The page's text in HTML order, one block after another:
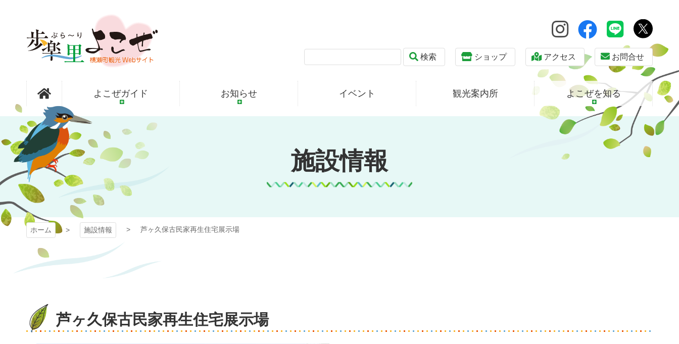
キ
プ
歩楽～里
（ぶら～
り）よこぜ
検索 ショップ アクセス お問合せ
よこぜガイド お知らせ イベント 観光案内所 よこぜを知る
施設情報
ホーム 施設情報 芦ヶ久保古民家再生住宅展示場
芦ヶ久保古民家再生住宅展示場